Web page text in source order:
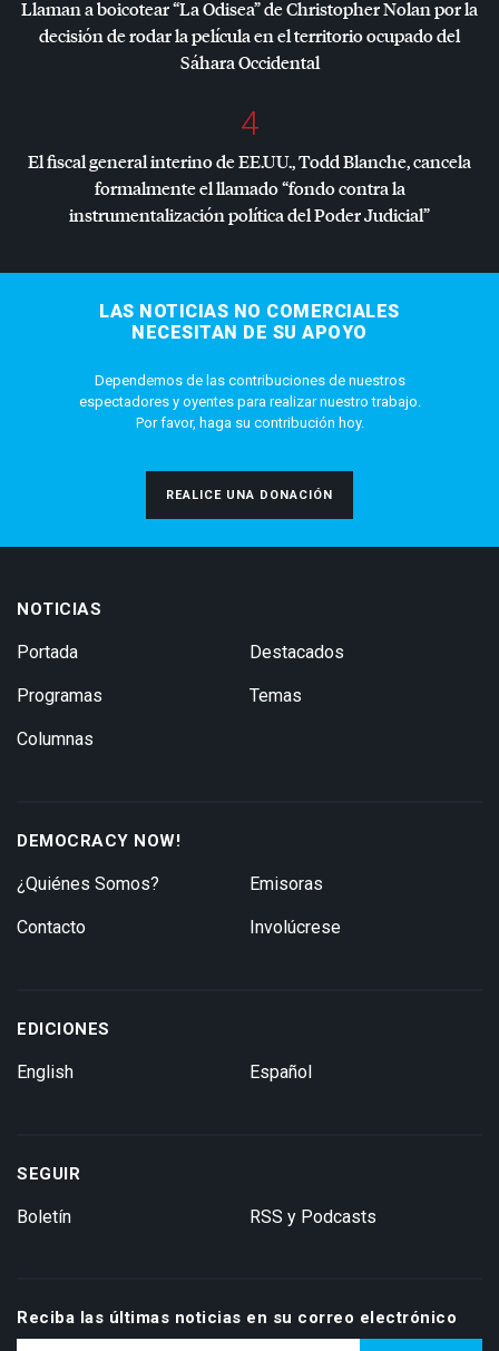
Llaman a boicotear “La Odisea” de Christopher Nolan por la
decisión de rodar la película en el territorio ocupado del
Sáhara Occidental
4
El fiscal general interino de EE.UU., Todd Blanche, cancela
formalmente el llamado “fondo contra la
instrumentalización política del Poder Judicial”
LAS NOTICIAS NO COMERCIALES
NECESITAN DE SU APOYO
Dependemos de las contribuciones de nuestros
espectadores y oyentes para realizar nuestro trabajo.
Por favor, haga su contribución hoy.
REALICE UNA DONACIÓN
NOTICIAS
Portada
Programas
Columnas
Destacados
Temas
DEMOCRACY NOW!
¿Quiénes Somos?
Contacto
Emisoras
Involúcrese
EDICIONES
English Español
SEGUIR
Boletín RSS y Podcasts
Reciba las últimas noticias en su correo electrónico